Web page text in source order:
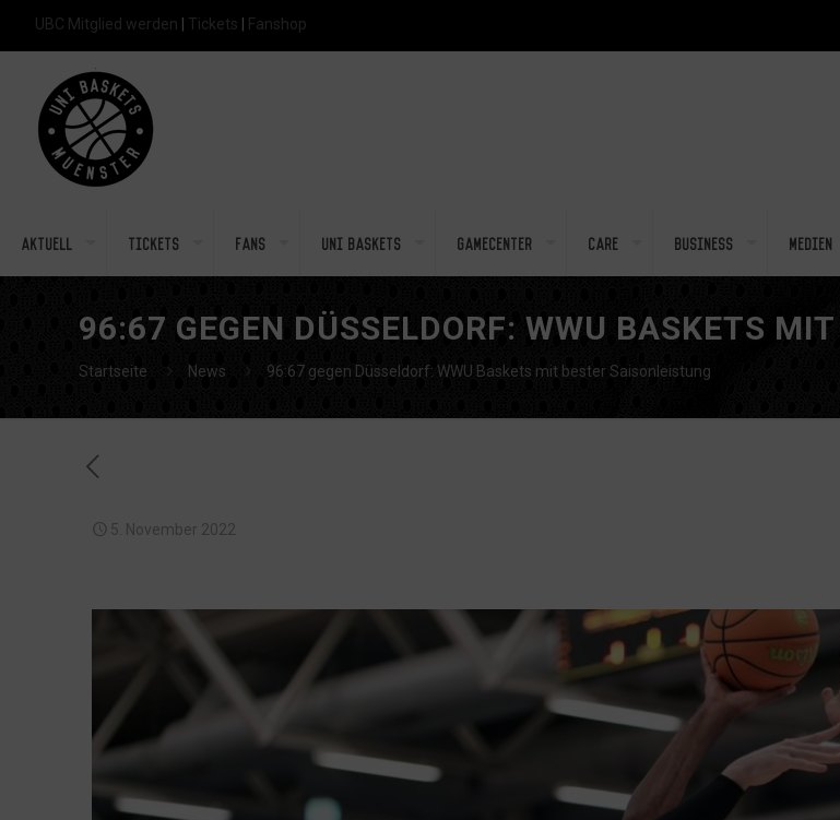
UBC Mitglied werden Tickets Fanshop
Aktuell Tickets Fans Uni Baskets Gamecenter Care Business Medien
96:67 GEGEN DÜSSELDORF: WWU BASKETS
Startseite News 96:67 gegen Düsseldorf: WWU Baskets mit bester Saisonleistung
5. November 2022